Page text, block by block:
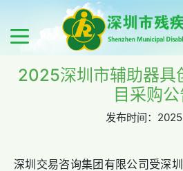
2025深圳市辅助器具
目采购
发布时间：
深圳交易咨询集团有限公司受深